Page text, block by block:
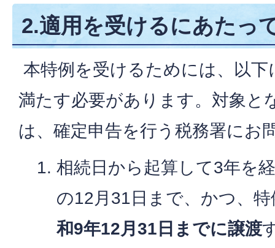
2.適用を受けるにあたっ
本特例を受けるためには、以
満たす必要があります。対象と
は、確定申告を行う税務署にお
相続日から起算して3年を
の12月31日まで、かつ、
和9年12月31日までに譲渡